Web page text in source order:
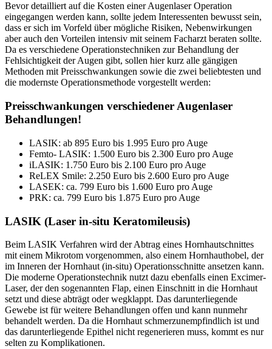
Bevor detailliert auf die Kosten einer Augenlaser Operation
eingegangen werden kann, sollte jedem Interessenten bewusst sein,
dass er sich im Vorfeld über mögliche Risiken, Nebenwirkungen
aber auch den Vorteilen intensiv mit seinem Facharzt beraten sollte.
Da es verschiedene Operationstechniken zur Behandlung der
Fehlsichtigkeit der Augen gibt, sollen hier kurz alle gängigen
Methoden mit Preisschwankungen sowie die zwei beliebtesten und
die modernste Operationsmethode vorgestellt werden:
Preisschwankungen verschiedener Augenlaser
Behandlungen!
LASIK: ab 895 Euro bis 1.995 Euro pro Auge
Femto- LASIK: 1.500 Euro bis 2.300 Euro pro Auge
iLASIK: 1.750 Euro bis 2.100 Euro pro Auge
ReLEX Smile: 2.250 Euro bis 2.600 Euro pro Auge
LASEK: ca. 799 Euro bis 1.600 Euro pro Auge
PRK: ca. 799 Euro bis 1.875 Euro pro Auge
LASIK (Laser in-situ Keratomileusis)
Beim LASIK Verfahren wird der Abtrag eines Hornhautschnittes
mit einem Mikrotom vorgenommen, also einem Hornhauthobel, der
im Inneren der Hornhaut (in-situ) Operationsschnitte ansetzen kann.
Die moderne Operationstechnik nutzt dazu ebenfalls einen Excimer-
Laser, der den sogenannten Flap, einen Einschnitt in die Hornhaut
setzt und diese abträgt oder wegklappt. Das darunterliegende
Gewebe ist für weitere Behandlungen offen und kann nunmehr
behandelt werden. Da die Hornhaut schmerzunempfindlich ist und
das darunterliegende Epithel nicht regenerieren muss, kommt es nur
selten zu Komplikationen.